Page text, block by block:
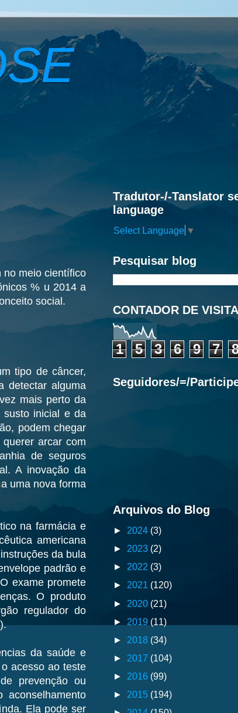
no meio científico
% u 2014 a
social.
tipo de câncer,
detectar alguma
mais perto da
susto inicial e da
podem chegar
arcar com
de seguros
A inovação da
uma nova forma
na farmácia e
americana
da bula
padrão e
exame promete
O produto
regulador do
da saúde e
acesso ao teste
prevenção ou
Ela pode ser
Tradutor-/-Tanslator
language
Select Language ▼
Pesquisar blog
CONTADOR DE
1 5 3 6 9 7
Seguidores/=/
Arquivos do Blog
► 2024 (3)
► 2023 (2)
► 2022 (3)
► 2021 (120)
► 2020 (21)
► 2019 (11)
► 2018 (34)
► 2017 (104)
► 2016 (99)
► 2015 (194)